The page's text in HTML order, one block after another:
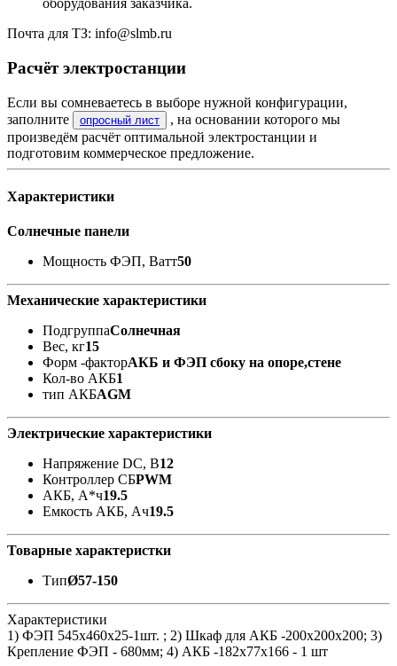
оборудования заказчика.
Почта для ТЗ: info@slmb.ru
Расчёт электростанции
Если вы сомневаетесь в выборе нужной конфигурации,
заполните
опросный лист
, на основании которого мы
произведём расчёт оптимальной электростанции и
подготовим коммерческое предложение.
Характеристики
Солнечные панели
Мощность ФЭП, Ватт50
Механические характеристики
ПодгруппаСолнечная
Вес, кг15
Форм -факторАКБ и ФЭП сбоку на опоре,стене
Кол-во АКБ1
тип АКБAGM
Электрические характеристики
Напряжение DC, В12
Контроллер СБPWM
АКБ, А*ч19.5
Емкость АКБ, Ач19.5
Товарные характеристки
ТипØ57-150
Характеристики
1) ФЭП 545х460x25-1шт. ; 2) Шкаф для АКБ -200х200х200; 3)
Крепление ФЭП - 680мм; 4) АКБ -182x77x166 - 1 шт